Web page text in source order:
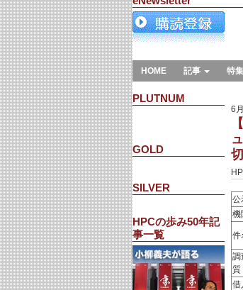
HOME 記事 特
PLUTNUM
GOLD
SILVER
HPCの歩み50年記
事一覧
6
公
機
件
調
質
借